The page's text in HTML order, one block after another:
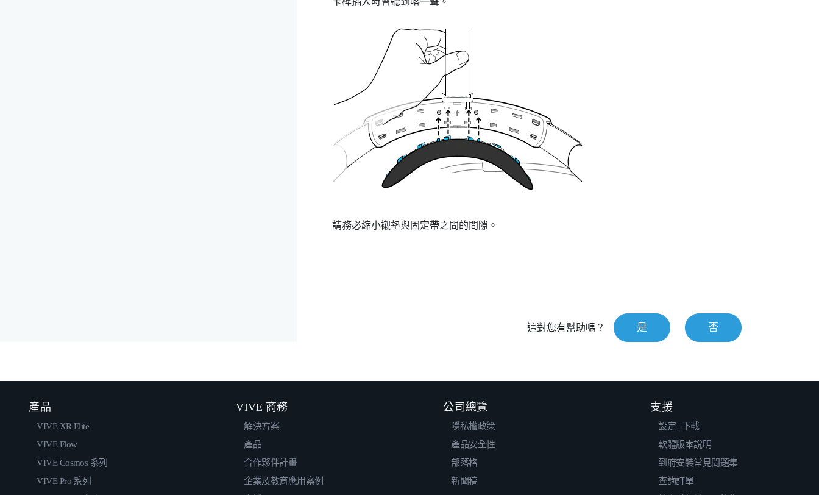
請務必縮小襯墊與固定帶之間的間隙。
這對您有幫助嗎？ 是 否
產品
VIVE XR Elite
VIVE Flow
VIVE Cosmos 系列
VIVE Pro 系列
VIVE 商務
解決方案
產品
合作夥伴計畫
企業及教育應用案例
公司總覽
隱私權政策
產品安全性
部落格
新聞稿
支援
設定 | 下載
軟體版本說明
到府安裝常見問題集
查詢訂單